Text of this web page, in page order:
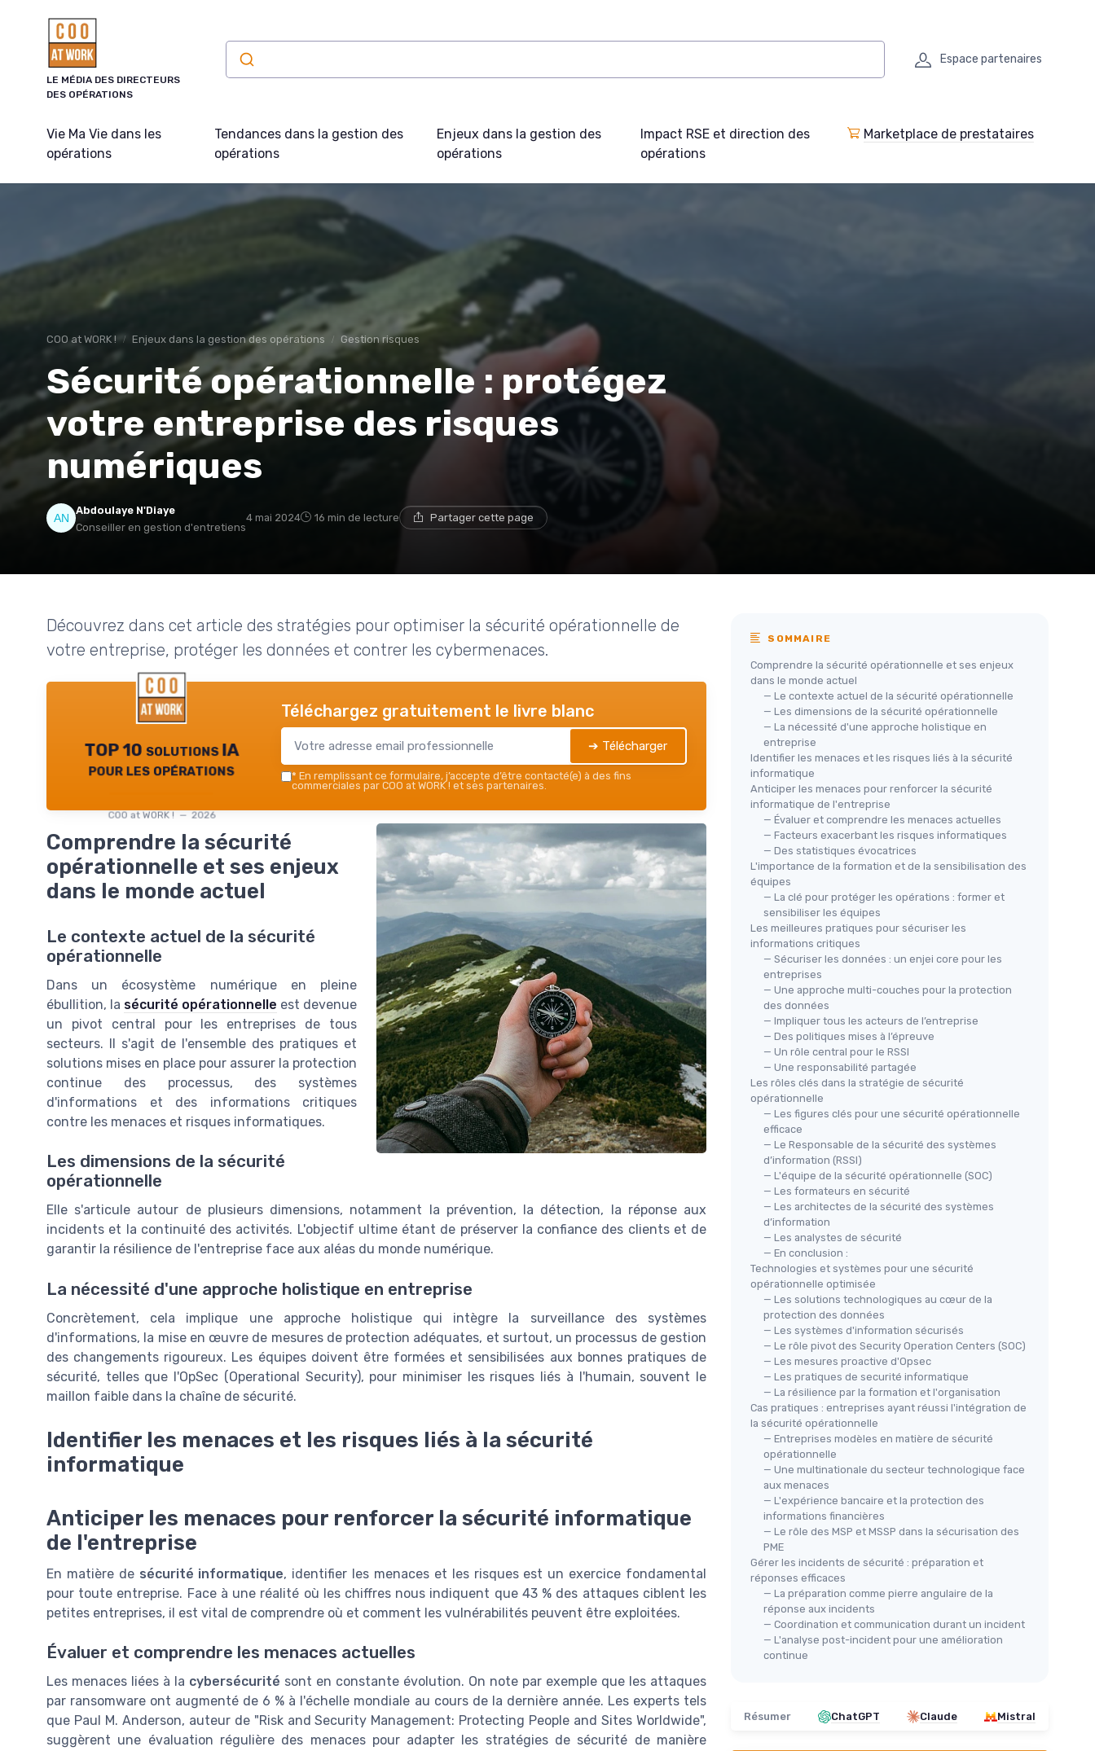
LE MÉDIA DES DIRECTEURS
DES OPÉRATIONS
Espace partenaires
Vie Ma Vie dans les
opérations
Tendances dans la gestion des
opérations
Enjeux dans la gestion des
opérations
Impact RSE et direction des
opérations
Marketplace de prestataires
COO at WORK ! Enjeux dans la gestion des opérations Gestion risques
Sécurité opérationnelle : protégez
votre entreprise des risques
numériques
Abdoulaye N'Diaye
Conseiller en gestion d'entretiens
4 mai 2024 16 min de lecture Partager cette page
Découvrez dans cet article des stratégies pour optimiser la sécurité opérationnelle de
votre entreprise, protéger les données et contrer les cybermenaces.
TOP 10 solutions IA
pour les opérations
COO at WORK ! — 2026
Téléchargez gratuitement le livre blanc
➔ Télécharger
* En remplissant ce formulaire, j’accepte d’être contacté(e) à des fins
commerciales par COO at WORK ! et ses partenaires.
Comprendre la sécurité
opérationnelle et ses enjeux
dans le monde actuel
Le contexte actuel de la sécurité
opérationnelle
Dans un écosystème numérique en pleine
ébullition, la sécurité opérationnelle est devenue
un pivot central pour les entreprises de tous
secteurs. Il s'agit de l'ensemble des pratiques et
solutions mises en place pour assurer la protection
continue des processus, des systèmes
d'informations et des informations critiques
contre les menaces et risques informatiques.
Les dimensions de la sécurité
opérationnelle
Elle s'articule autour de plusieurs dimensions, notamment la prévention, la détection, la réponse aux
incidents et la continuité des activités. L'objectif ultime étant de préserver la confiance des clients et de
garantir la résilience de l'entreprise face aux aléas du monde numérique.
La nécessité d'une approche holistique en entreprise
Concrètement, cela implique une approche holistique qui intègre la surveillance des systèmes
d'informations, la mise en œuvre de mesures de protection adéquates, et surtout, un processus de gestion
des changements rigoureux. Les équipes doivent être formées et sensibilisées aux bonnes pratiques de
sécurité, telles que l'OpSec (Operational Security), pour minimiser les risques liés à l'humain, souvent le
maillon faible dans la chaîne de sécurité.
Identifier les menaces et les risques liés à la sécurité
informatique
Anticiper les menaces pour renforcer la sécurité informatique
de l'entreprise
En matière de sécurité informatique, identifier les menaces et les risques est un exercice fondamental
pour toute entreprise. Face à une réalité où les chiffres nous indiquent que 43 % des attaques ciblent les
petites entreprises, il est vital de comprendre où et comment les vulnérabilités peuvent être exploitées.
Évaluer et comprendre les menaces actuelles
Les menaces liées à la cybersécurité sont en constante évolution. On note par exemple que les attaques
par ransomware ont augmenté de 6 % à l'échelle mondiale au cours de la dernière année. Les experts tels
que Paul M. Anderson, auteur de "Risk and Security Management: Protecting People and Sites Worldwide",
suggèrent une évaluation régulière des menaces pour adapter les stratégies de sécurité de manière
SOMMAIRE
Comprendre la sécurité opérationnelle et ses enjeux
dans le monde actuel
— Le contexte actuel de la sécurité opérationnelle
— Les dimensions de la sécurité opérationnelle
— La nécessité d'une approche holistique en
entreprise
Identifier les menaces et les risques liés à la sécurité
informatique
Anticiper les menaces pour renforcer la sécurité
informatique de l'entreprise
— Évaluer et comprendre les menaces actuelles
— Facteurs exacerbant les risques informatiques
— Des statistiques évocatrices
L'importance de la formation et de la sensibilisation des
équipes
— La clé pour protéger les opérations : former et
sensibiliser les équipes
Les meilleures pratiques pour sécuriser les
informations critiques
— Sécuriser les données : un enjei core pour les
entreprises
— Une approche multi-couches pour la protection
des données
— Impliquer tous les acteurs de l’entreprise
— Des politiques mises à l’épreuve
— Un rôle central pour le RSSI
— Une responsabilité partagée
Les rôles clés dans la stratégie de sécurité
opérationnelle
— Les figures clés pour une sécurité opérationnelle
efficace
— Le Responsable de la sécurité des systèmes
d’information (RSSI)
— L'équipe de la sécurité opérationnelle (SOC)
— Les formateurs en sécurité
— Les architectes de la sécurité des systèmes
d’information
— Les analystes de sécurité
— En conclusion :
Technologies et systèmes pour une sécurité
opérationnelle optimisée
— Les solutions technologiques au cœur de la
protection des données
— Les systèmes d'information sécurisés
— Le rôle pivot des Security Operation Centers (SOC)
— Les mesures proactive d'Opsec
— Les pratiques de securité informatique
— La résilience par la formation et l'organisation
Cas pratiques : entreprises ayant réussi l'intégration de
la sécurité opérationnelle
— Entreprises modèles en matière de sécurité
opérationnelle
— Une multinationale du secteur technologique face
aux menaces
— L'expérience bancaire et la protection des
informations financières
— Le rôle des MSP et MSSP dans la sécurisation des
PME
Gérer les incidents de sécurité : préparation et
réponses efficaces
— La préparation comme pierre angulaire de la
réponse aux incidents
— Coordination et communication durant un incident
— L'analyse post-incident pour une amélioration
continue
Résumer ChatGPT Claude Mistral